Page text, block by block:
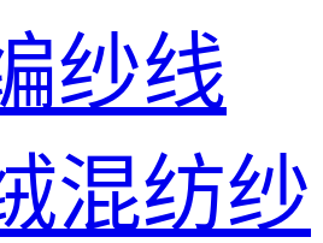
纱线
混纺纱